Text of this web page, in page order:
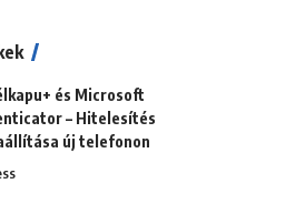
és Microsoft
– Hitelesítés
új telefonon